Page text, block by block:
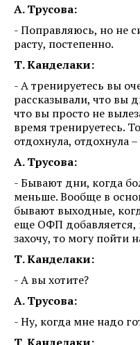
А. Трусова:
- Поправляюсь, но не
расту, постепенно.
Т. Канделаки:
- А тренируетесь вы
рассказывали, что вы
что вы просто не
время тренируетесь.
отдохнула, отдохнула
А. Трусова:
- Бывают дни, когда
меньше. Вообще в
бывают выходные,
еще ОФП добавляется,
захочу, то могу пойти
Т. Канделаки:
- А вы хотите?
А. Трусова:
- Ну, когда мне надо